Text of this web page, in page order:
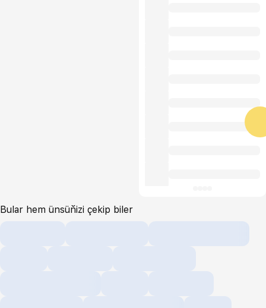
Bular hem ünsüňizi çekip biler